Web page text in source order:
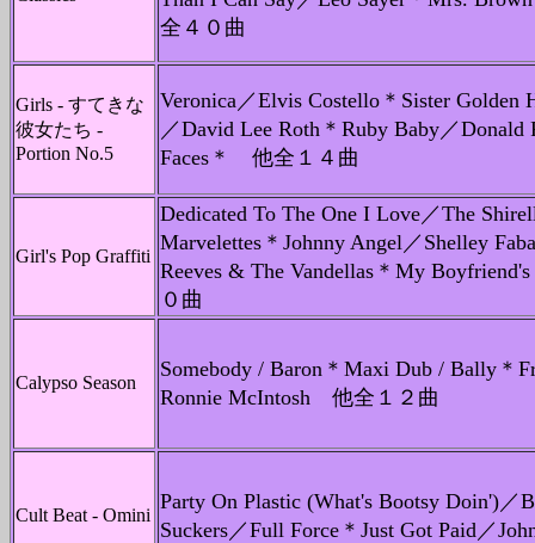
全４０曲
Girls - すてきな
彼女たち -
Portion No.5
Veronica／Elvis Costello＊Sister
／David Lee Roth＊Ruby Baby／
Faces＊ 他全１４曲
Girl's Pop Graffiti
Dedicated To The One I Love／The
Marvelettes＊Johnny Angel／Shelley
Reeves & The Vandellas＊My
０曲
Calypso Season
Somebody / Baron＊Maxi Dub / Bally＊
Ronnie McIntosh 他全１２曲
Cult Beat - Omini
Party On Plastic (What's Bootsy Doin')／
Suckers／Full Force＊Just Got Paid／